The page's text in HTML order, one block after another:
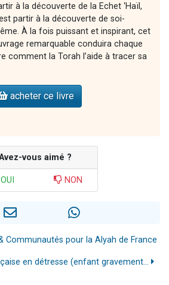
à la découverte de la Echet ‘Haïl,
partir à la découverte de soi-
À la fois puissant et inspirant, cet
remarquable conduira chaque
comment la Torah l’aide à tracer sa
acheter ce livre
vous aimé ?
OUI NON
Communautés pour la Alyah de France
en détresse (enfant gravement...